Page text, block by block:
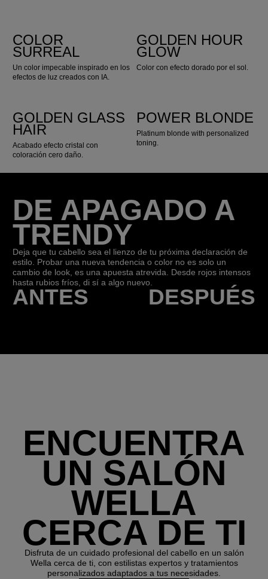
COLOR
SURREAL
Un color impecable inspirado en los
efectos de luz creados con IA.
GOLDEN HOUR
GLOW
Color con efecto dorado por el sol.
GOLDEN GLASS
HAIR
Acabado efecto cristal con
coloración cero daño.
POWER BLONDE
Platinum blonde with personalized
toning.
DE APAGADO A
TRENDY
Deja que tu cabello sea el lienzo de tu próxima declaración de
estilo. Probar una nueva tendencia o color no es solo un
cambio de look, es una apuesta atrevida. Desde rojos intensos
hasta rubios fríos, di sí a algo nuevo.
ANTES DESPUÉS
ENCUENTRA
UN SALÓN
WELLA
CERCA DE TI
Disfruta de un cuidado profesional del cabello en un salón
Wella cerca de ti, con estilistas expertos y tratamientos
personalizados adaptados a tus necesidades.